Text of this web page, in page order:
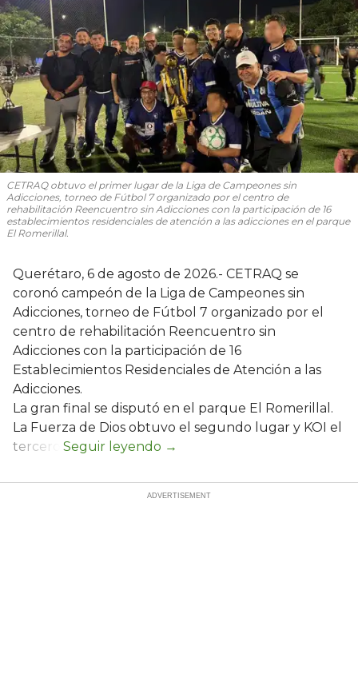
CETRAQ obtuvo el primer lugar de la Liga de Campeones sin
Adicciones, torneo de Fútbol 7 organizado por el centro de
rehabilitación Reencuentro sin Adicciones con la participación de 16
establecimientos residenciales de atención a las adicciones en el parque
El Romerillal.
Querétaro, 6 de agosto de 2026.- CETRAQ se
coronó campeón de la Liga de Campeones sin
Adicciones, torneo de Fútbol 7 organizado por el
centro de rehabilitación Reencuentro sin
Adicciones con la participación de 16
Establecimientos Residenciales de Atención a las
Adicciones.
La gran final se disputó en el parque El Romerillal.
La Fuerza de Dios obtuvo el segundo lugar y KOI el
tercero.